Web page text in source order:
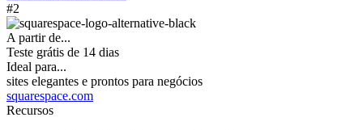
#2
A partir de...
Teste grátis de 14 dias
Ideal para...
sites elegantes e prontos para negócios
squarespace.com
Recursos